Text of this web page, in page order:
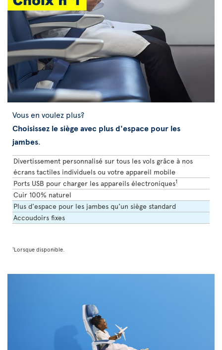
Vous en voulez plus?
Choisissez le siège avec plus d'espace pour les
jambes.
Divertissement personnalisé sur tous les vols grâce à nos
écrans tactiles individuels ou votre appareil mobile
Ports USB pour charger les appareils électroniques1
Cuir 100% naturel
Plus d'espace pour les jambes qu'un siège standard
Accoudoirs fixes
1Lorsque disponible.